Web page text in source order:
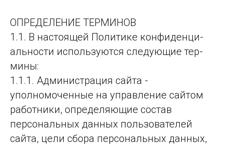
ОПРЕ­ДЕ­ЛЕ­НИЕ ТЕР­МИ­НОВ
1.1. В насто­ящей По­ли­ти­ке кон­фи­ден­ци­
аль­нос­ти ис­поль­зу­ют­ся сле­ду­ющие тер­
ми­ны:
1.1.1. Администрация сайта -
уполномоченные на управление сайтом
работники, определяющие состав
персональных данных пользователей
сайта, цели сбора персональных данных,